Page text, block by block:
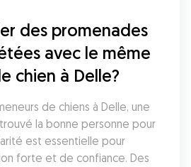
des promenades
avec le même
chien à Delle?
de chiens à Delle, une
la bonne personne pour
est essentielle pour
forte et de confiance. Des